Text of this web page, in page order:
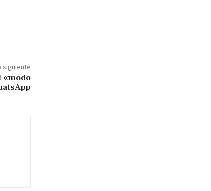
siguiente
«modo